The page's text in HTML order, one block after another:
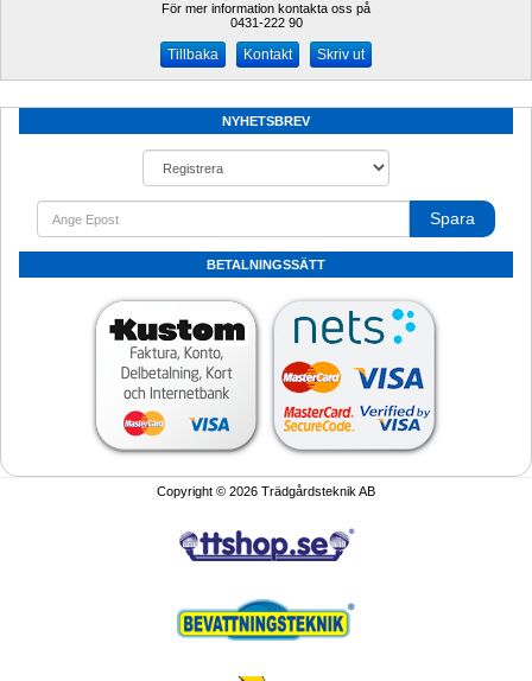
För mer information kontakta oss på
0431-222 90
Kontakt Skriv ut
NYHETSBREV
Spara
BETALNINGSSÄTT
Copyright © 2026 Trädgårdsteknik AB